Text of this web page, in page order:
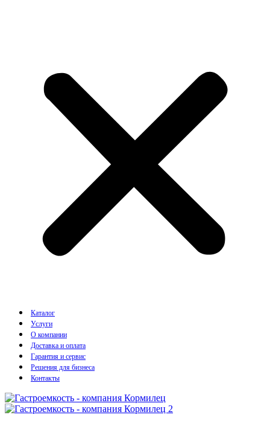
Каталог
Услуги
О компании
Доставка и оплата
Гарантия и сервис
Решения для бизнеса
Контакты